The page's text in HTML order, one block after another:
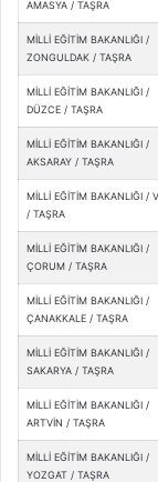
AMASYA / TAŞRA
MİLLİ EĞİTİM BAKANLIĞI /
ZONGULDAK / TAŞRA
MİLLİ EĞİTİM BAKANLIĞI /
DÜZCE / TAŞRA
MİLLİ EĞİTİM BAKANLIĞI /
AKSARAY / TAŞRA
MİLLİ EĞİTİM BAKANLIĞI /
/ TAŞRA
MİLLİ EĞİTİM BAKANLIĞI /
ÇORUM / TAŞRA
MİLLİ EĞİTİM BAKANLIĞI /
ÇANAKKALE / TAŞRA
MİLLİ EĞİTİM BAKANLIĞI /
SAKARYA / TAŞRA
MİLLİ EĞİTİM BAKANLIĞI /
ARTVİN / TAŞRA
MİLLİ EĞİTİM BAKANLIĞI /
YOZGAT / TAŞRA